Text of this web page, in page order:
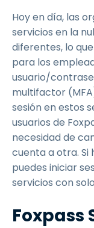
Hoy en día, las
servicios en la
diferentes, lo
para los
usuario/
multifactor
sesión en estos
usuarios de
necesidad de
cuenta a otra. Si
puedes iniciar
servicios con
Foxpass